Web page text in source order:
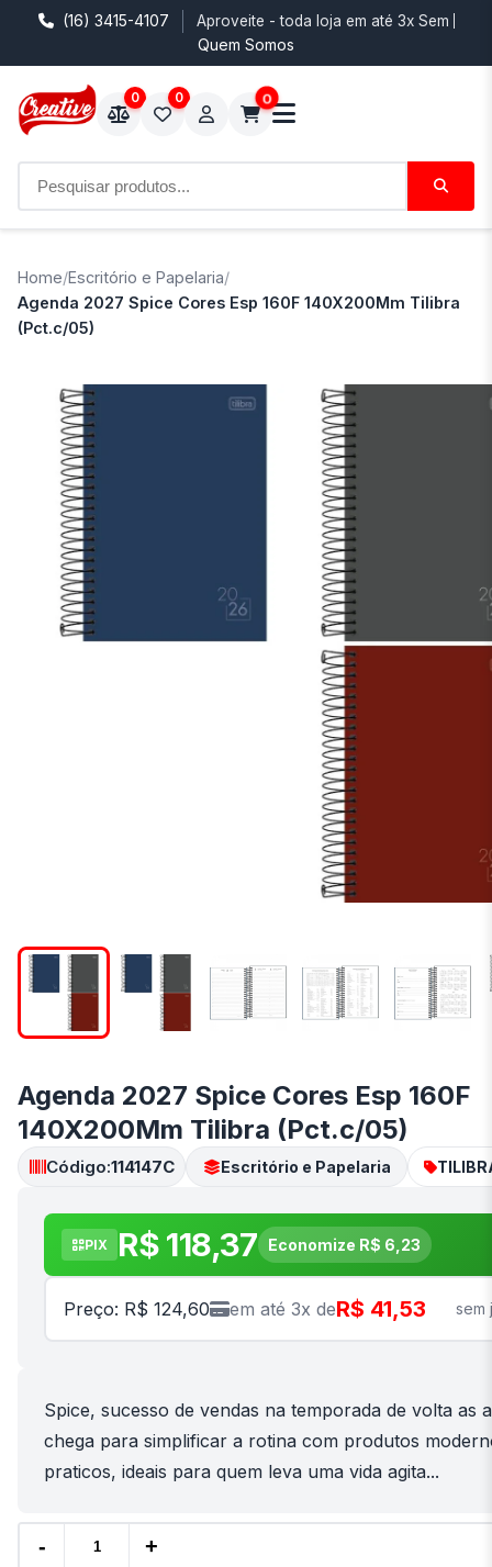
(16) 3415-4107 Aproveite - toda loja em até 3x Sem
Quem Somos
0 0 0
Home/Escritório e Papelaria/
Agenda 2027 Spice Cores Esp 160F 140X200Mm Tilibra
(Pct.c/05)
Agenda 2027 Spice Cores Esp 160F
140X200Mm Tilibra (Pct.c/05)
Código:114147C Escritório e Papelaria
PIX R$ 118,37 Economize R$ 6,23
Preço: R$ 124,60 em até 3x deR$ 41,53 sem
Spice, sucesso de vendas na temporada de volta as
chega para simplificar a rotina com produtos
praticos, ideais para quem leva uma vida agita...
- +